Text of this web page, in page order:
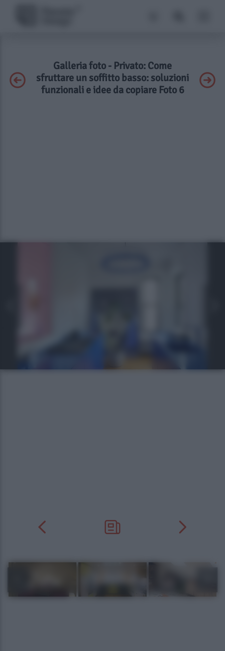
Galleria foto - Privato: Come
sfruttare un soffitto basso: soluzioni
funzionali e idee da copiare Foto 6